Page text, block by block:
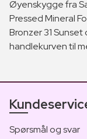
Øyenskygge fra
Pressed Mineral
Bronzer 31
handlekurven til
Spørsmål og svar